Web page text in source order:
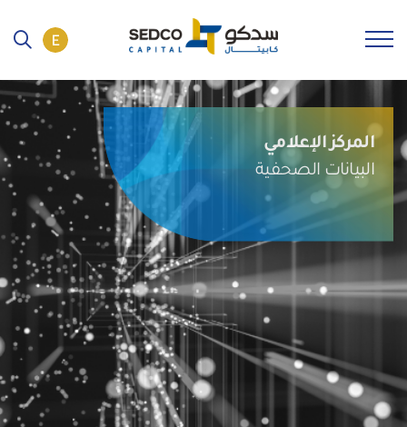
المركز الإعلامي
البيانات الصحفية